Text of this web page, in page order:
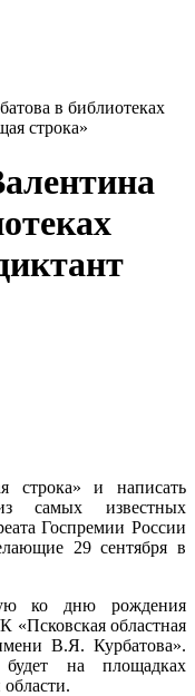
в библиотеках
строка»
строка» и написать
самых известных
Госпремии России
29 сентября в
ко дню рождения
«Псковская областная
В.Я. Курбатова».
на площадках